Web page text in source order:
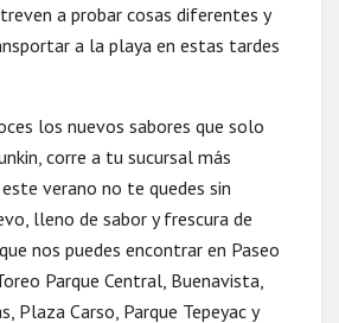
a probar cosas diferentes y
a la playa en estas tardes
los nuevos sabores que solo
corre a tu sucursal más
verano no te quedes sin
lleno de sabor y frescura de
nos puedes encontrar en Paseo
Parque Central, Buenavista,
Plaza Carso, Parque Tepeyac y